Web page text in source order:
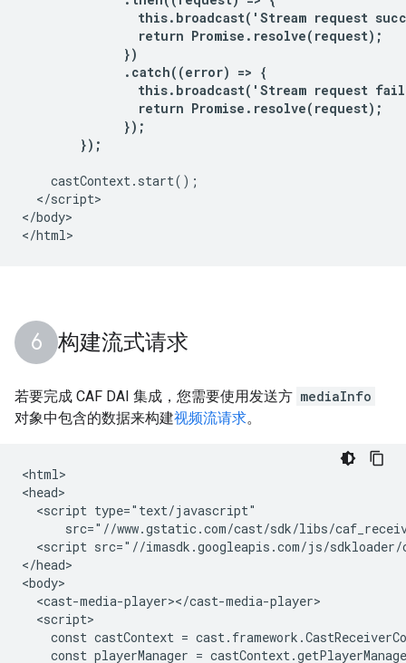
this.broadcast('Stream request
                return Promise.resolve(request);
              })
              .catch((error) => {
this.broadcast('Stream request
                return Promise.resolve(request);
              });
        });
    castContext.start();
  </script>
</body>
构建流式请求
若要完成 CAF DAI 集成，您需要使用发送方 mediaInfo
对象中包含的数据来构建视频流请求。
<html>
<head>
  <script type="text/javascript"
src="//www.gstatic.com/cast/sdk/libs/
<script src="//imasdk.googleapis.com/js/
</head>
<body>
  <cast-media-player></cast-media-player>
  <script>
const castContext =
const playerManager =